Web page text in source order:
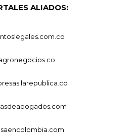
ALIADOS: